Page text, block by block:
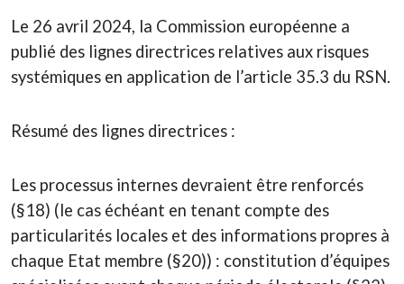
Le 26 avril 2024, la Commission européenne a
publié des lignes directrices relatives aux risques
systémiques en application de l’article 35.3 du RSN.
Résumé des lignes directrices :
Les processus internes devraient être renforcés
(§18) (le cas échéant en tenant compte des
particularités locales et des informations propres à
chaque Etat membre (§20)) : constitution d’équipes